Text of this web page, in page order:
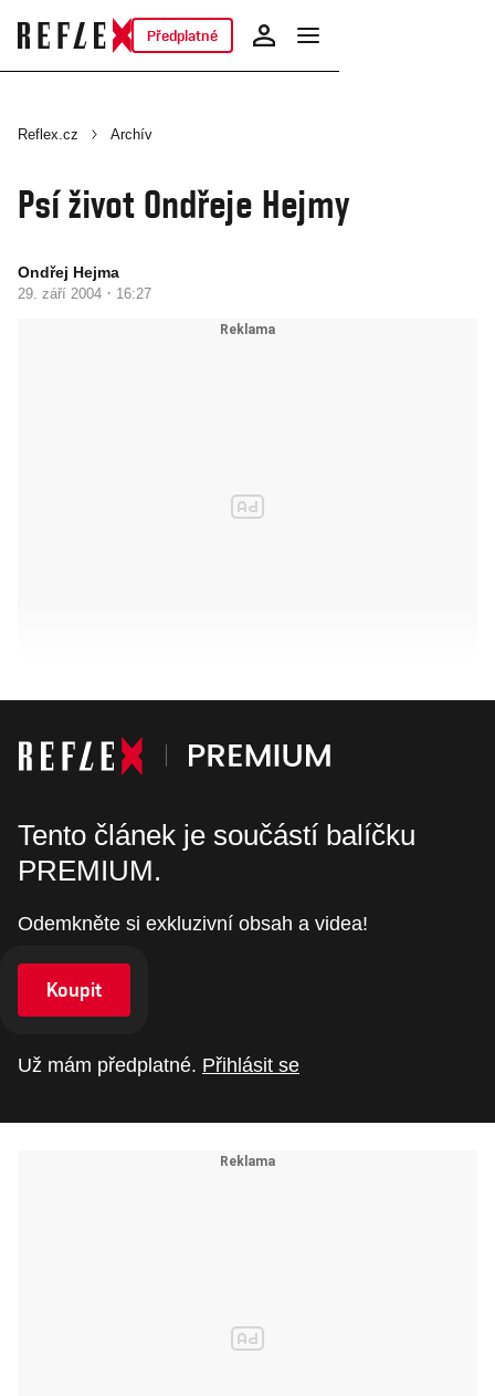
Předplatné
Reflex.cz Archív
Psí život Ondřeje Hejmy
Ondřej Hejma
29. září 2004 · 16:27
Tento článek je součástí balíčku
PREMIUM.
Odemkněte si exkluzivní obsah a videa!
Koupit
Už mám předplatné. Přihlásit se